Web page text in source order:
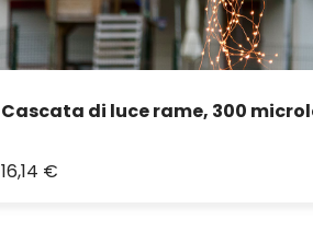
Cascata di luce rame, 300
16,14 €